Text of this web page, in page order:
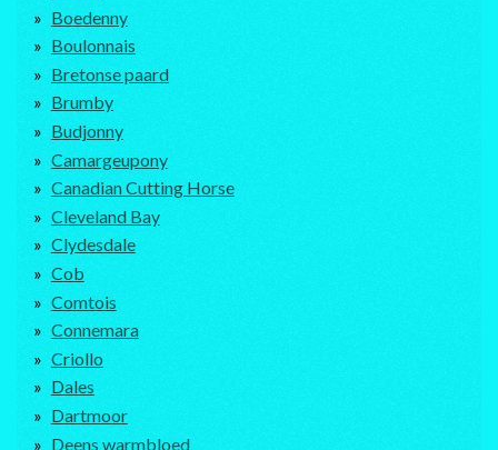
Boedenny
Boulonnais
Bretonse paard
Brumby
Budjonny
Camargeupony
Canadian Cutting Horse
Cleveland Bay
Clydesdale
Cob
Comtois
Connemara
Criollo
Dales
Dartmoor
Deens warmbloed